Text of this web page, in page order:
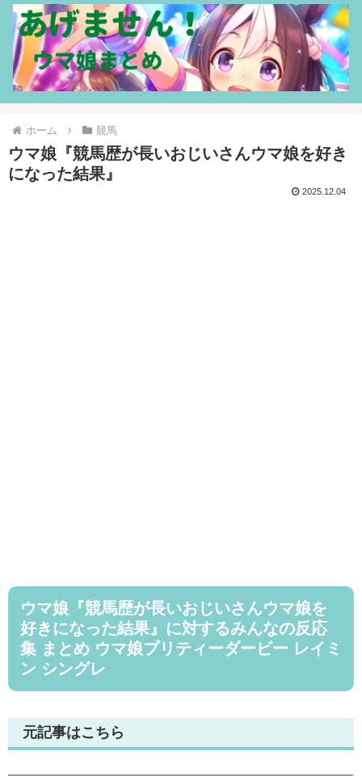
ホーム 競馬
ウマ娘『競馬歴が長いおじいさんウマ娘を好き
になった結果』
2025.12.04
ウマ娘『競馬歴が長いおじいさんウマ娘を
好きになった結果』に対するみんなの反応
集 まとめ ウマ娘プリティーダービー レイミ
ン シングレ
元記事はこちら